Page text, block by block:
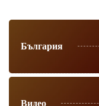
България
Видео